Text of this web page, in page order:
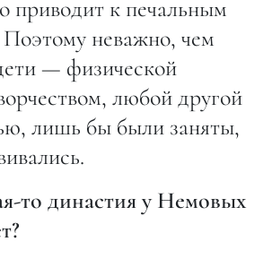
приводит к печальным
Поэтому неважно, чем
— физической
любой другой
лишь бы были заняты,
то династия у Немовых